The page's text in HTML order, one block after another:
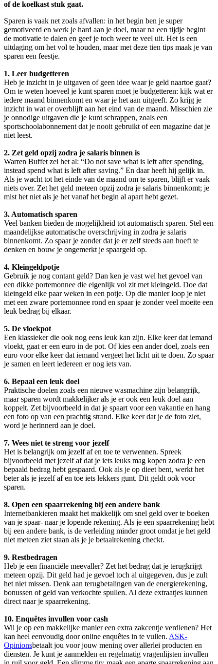
of de koelkast stuk gaat.
Sparen is vaak net zoals afvallen: in het begin ben je super
gemotiveerd en werk je hard aan je doel, maar na een tijdje begint
de motivatie te dalen en geef je toch weer te veel uit. Het is een
uitdaging om het vol te houden, maar met deze tien tips maak je van
sparen een feestje.
1. Leer budgetteren
Heb je inzicht in je uitgaven of geen idee waar je geld naartoe gaat?
Om te weten hoeveel je kunt sparen moet je budgetteren: kijk wat er
iedere maand binnenkomt en waar je het aan uitgeeft. Zo krijg je
inzicht in wat er overblijft aan het eind van de maand. Misschien zie
je onnodige uitgaven die je kunt schrappen, zoals een
sportschoolabonnement dat je nooit gebruikt of een magazine dat je
niet leest.
2. Zet geld opzij zodra je salaris binnen is
Warren Buffet zei het al: “Do not save what is left after spending,
instead spend what is left after saving.” En daar heeft hij gelijk in.
Als je wacht tot het einde van de maand om te sparen, blijft er vaak
niets over. Zet het geld meteen opzij zodra je salaris binnenkomt; je
mist het niet als je het vanaf het begin al apart hebt gezet.
3. Automatisch sparen
Veel banken bieden de mogelijkheid tot automatisch sparen. Stel een
maandelijkse automatische overschrijving in zodra je salaris
binnenkomt. Zo spaar je zonder dat je er zelf steeds aan hoeft te
denken en bouw je ongemerkt je spaargeld op.
4. Kleingeldpotje
Gebruik je nog contant geld? Dan ken je vast wel het gevoel van
een dikke portemonnee die eigenlijk vol zit met kleingeld. Doe dat
kleingeld elke paar weken in een potje. Op die manier loop je niet
met een zware portemonnee rond en spaar je zonder veel moeite een
leuk bedrag bij elkaar.
5. De vloekpot
Een klassieker die ook nog eens leuk kan zijn. Elke keer dat iemand
vloekt, gaat er een euro in de pot. Of kies een ander doel, zoals een
euro voor elke keer dat iemand vergeet het licht uit te doen. Zo spaar
je samen en leert iedereen er nog iets van.
6. Bepaal een leuk doel
Praktische doelen zoals een nieuwe wasmachine zijn belangrijk,
maar sparen wordt makkelijker als je er ook een leuk doel aan
koppelt. Zet bijvoorbeeld in dat je spaart voor een vakantie en hang
een foto op van een prachtig strand. Elke keer dat je de foto ziet,
word je herinnerd aan je doel.
7. Wees niet te streng voor jezelf
Het is belangrijk om jezelf af en toe te verwennen. Spreek
bijvoorbeeld met jezelf af dat je iets leuks mag kopen zodra je een
bepaald bedrag hebt gespaard. Ook als je op dieet bent, werkt het
beter als je jezelf af en toe iets lekkers gunt. Dit geldt ook voor
sparen.
8. Open een spaarrekening bij een andere bank
Internetbankieren maakt het makkelijk om snel geld over te boeken
van je spaar- naar je lopende rekening. Als je een spaarrekening hebt
bij een andere bank, is de verleiding minder groot omdat je het geld
niet meteen ziet staan als je je betaalrekening checkt.
9. Restbedragen
Heb je een financiële meevaller? Zet het bedrag dat je terugkrijgt
meteen opzij. Dit geld had je gevoel toch al uitgegeven, dus je zult
het niet missen. Denk aan terugbetalingen van de energierekening,
bonussen of geld van verkochte spullen. Al deze extraatjes kunnen
direct naar je spaarrekening.
10. Enquêtes invullen voor cash
Wil je op een makkelijke manier een extra zakcentje verdienen? Het
kan heel eenvoudig door online enquêtes in te vullen. ASK-
Opinionsbetaalt jou voor jouw mening over allerlei producten en
diensten. Je kunt je aanmelden en regelmatig vragenlijsten invullen